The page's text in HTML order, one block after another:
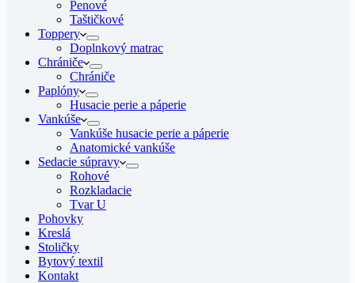
Penové
Taštičkové
Toppery
Doplnkový matrac
Chrániče
Chrániče
Paplóny
Husacie perie a páperie
Vankúše
Vankúše husacie perie a páperie
Anatomické vankúše
Sedacie súpravy
Rohové
Rozkladacie
Tvar U
Pohovky
Kreslá
Stoličky
Bytový textil
Kontakt